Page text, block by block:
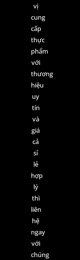
vị
cung
cấp
thực
phẩm
với
thương
hiệu
uy
tín
và
giá
cả
sỉ
lẻ
hợp
lý
thì
liên
hệ
ngay
với
chúng